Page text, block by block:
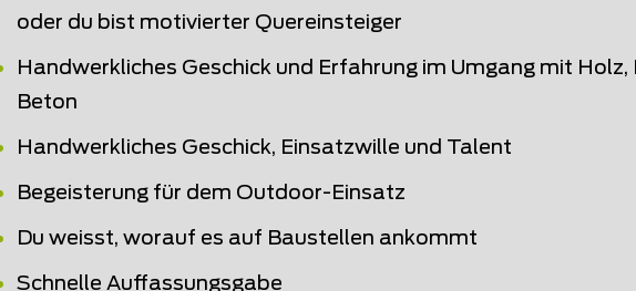
oder du bist motivierter Quereinsteiger
Handwerkliches Geschick und Erfahrung im Umgang mit
Beton
Handwerkliches Geschick, Einsatzwille und Talent
Begeisterung für dem Outdoor-Einsatz
Du weisst, worauf es auf Baustellen ankommt
Schnelle Auffassungsgabe